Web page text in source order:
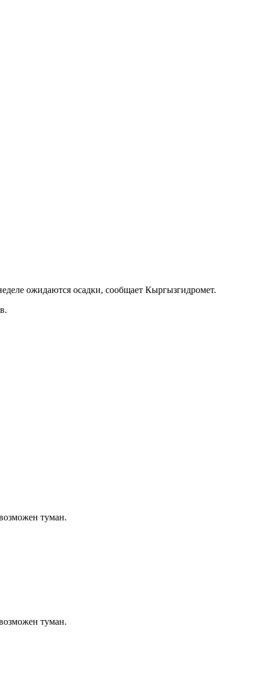
ожидаются осадки, сообщает Кыргызгидромет.
туман.
туман.